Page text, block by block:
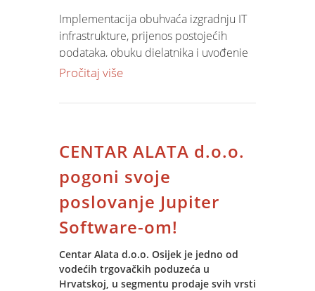
Implementacija obuhvaća izgradnju IT
infrastrukture, prijenos postojećih
podataka, obuku djelatnika i uvođenje
ERP modula - knjigovodstvo, imovina,
prilagodbe modula specifičnim
potrebama naručitelja.
Pročitaj više
CENTAR ALATA d.o.o.
pogoni svoje
poslovanje Jupiter
Software-om!
Centar Alata d.o.o. Osijek je jedno od
vodećih trgovačkih poduzeća u
Hrvatskoj, u segmentu prodaje svih vrsti